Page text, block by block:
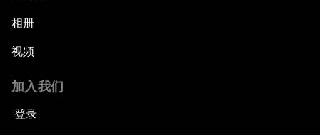
相册
视频
加入我们
登录